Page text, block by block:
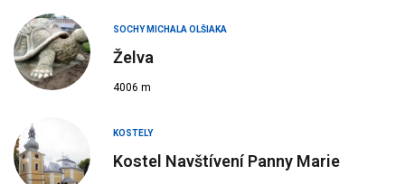
SOCHY MICHALA OLŠIAKA
Želva
4006 m
KOSTELY
Kostel Navštívení Panny Marie